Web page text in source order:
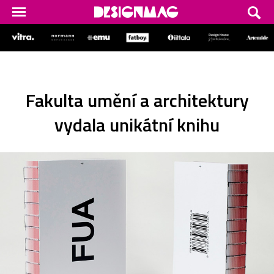
Fakulta umění a architektury
vydala unikátní knihu